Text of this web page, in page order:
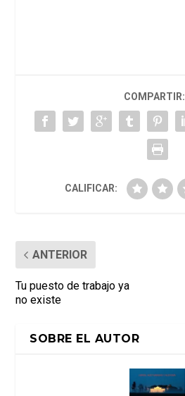
COMPARTIR:
CALIFICAR:
ANTERIOR
Tu puesto de trabajo ya
no existe
SOBRE EL AUTOR